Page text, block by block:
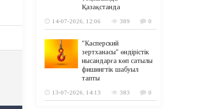
Қазақстанда
14-07-2026, 12:06
389 0
"Касперский
зертханасы" өндірістік
нысандарға көп сатылы
фишингтік шабуыл
тапты
13-07-2026, 14:13
383 0